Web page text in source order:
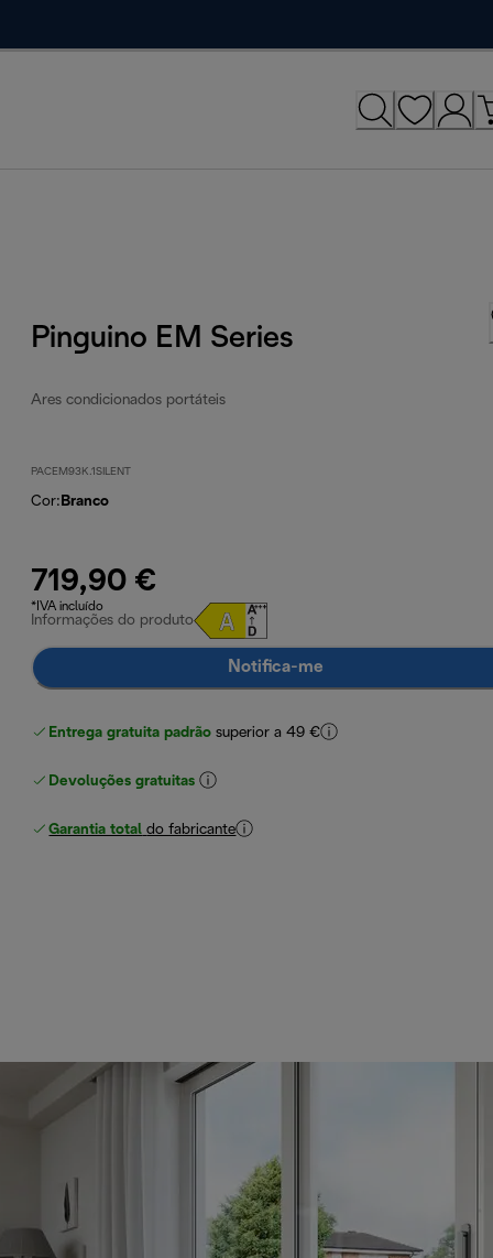
Pinguino EM Series
Ares condicionados portáteis
PACEM93K.1SILENT
Cor: Branco
719,90 €
*IVA incluído
Informações do produto
Notifica-me
Entrega gratuita padrão superior a 49 €
Devoluções gratuitas
Garantia total do fabricante